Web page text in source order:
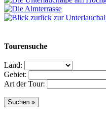
Tourensuche
Land:
Gebiet:
Art der Tour: